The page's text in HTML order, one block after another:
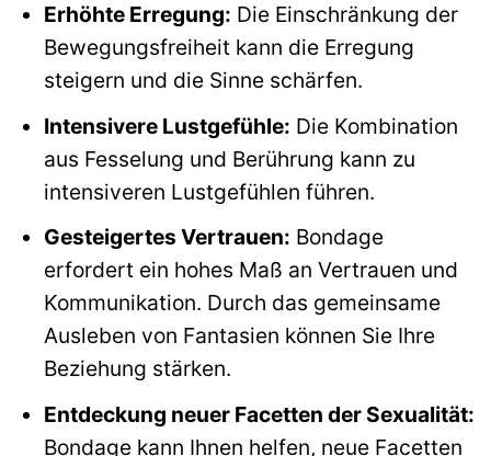
Erhöhte Erregung: Die Einschränkung der
Bewegungsfreiheit kann die Erregung
steigern und die Sinne schärfen.
Intensivere Lustgefühle: Die Kombination
aus Fesselung und Berührung kann zu
intensiveren Lustgefühlen führen.
Gesteigertes Vertrauen: Bondage
erfordert ein hohes Maß an Vertrauen und
Kommunikation. Durch das gemeinsame
Ausleben von Fantasien können Sie Ihre
Beziehung stärken.
Entdeckung neuer Facetten der Sexualität:
Bondage kann Ihnen helfen, neue Facetten